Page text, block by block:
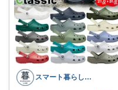
スマート暮らしラボ